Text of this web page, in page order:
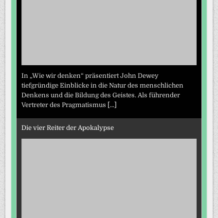
In „Wie wir denken“ präsentiert John Dewey
tiefgründige Einblicke in die Natur des menschlichen
Denkens und die Bildung des Geistes. Als führender
Vertreter des Pragmatismus [...]
Die vier Reiter der Apokalypse